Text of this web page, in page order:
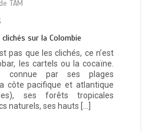
TAM
sur la Colombie
pas que les clichés, ce n’est
les cartels ou la cocaïne.
connue par ses plages
côte pacifique et atlantique
ses forêts tropicales
naturels, ses hauts […]